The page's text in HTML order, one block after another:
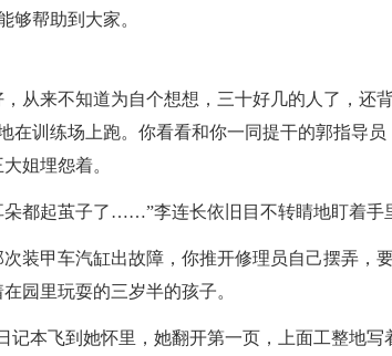
够帮助到大家。
从来不知道为自个想想，三十好几的人了，还
在训练场上跑。你看看和你一同提干的郭指导员
姐埋怨着。
朵都起茧子了……”李连长依旧目不转睛地盯着手
装甲车汽缸出故障，你推开修理员自己摆弄，
园里玩耍的三岁半的孩子。
记本飞到她怀里，她翻开第一页，上面工整地写